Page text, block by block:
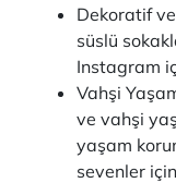
Dekoratif
süslü
Instagram
Vahşi
ve vahşi
yaşam
sevenler